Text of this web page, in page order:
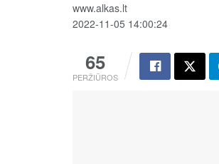
www.alkas.lt
2022-11-05 14:00:24
65
PERŽIŪROS